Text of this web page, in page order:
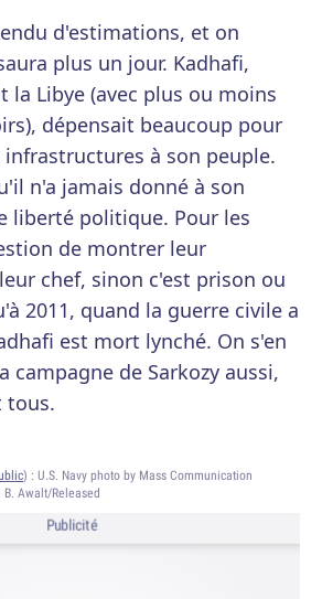
d'estimations, et on
plus un jour. Kadhafi,
la Libye (avec plus ou moins
dépensait beaucoup pour
à son peuple.
n'a jamais donné à son
liberté politique. Pour les
de montrer leur
chef, sinon c'est prison ou
2011, quand la guerre civile a
est mort lynché. On s'en
campagne de Sarkozy aussi,
tous.
) : U.S. Navy photo by Mass Communication
Awalt/Released
Publicité